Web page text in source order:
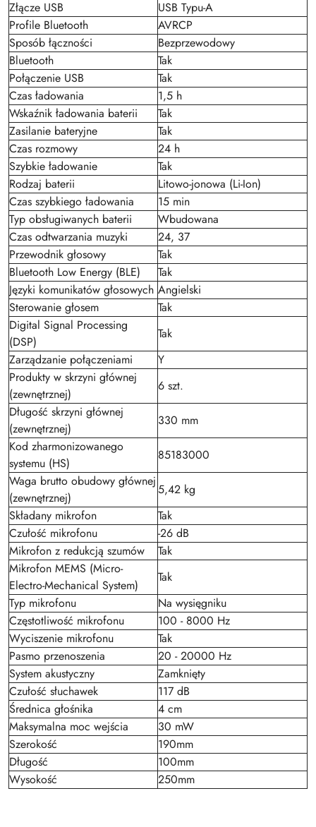
Złącze USB
USB Typu-A
Profile Bluetooth
AVRCP
Sposób łączności
Bezprzewodowy
Bluetooth
Tak
Połączenie USB
Tak
Czas ładowania
1,5 h
Wskaźnik ładowania baterii
Tak
Zasilanie bateryjne
Tak
Czas rozmowy
24 h
Szybkie ładowanie
Tak
Rodzaj baterii
Litowo-jonowa (Li-Ion)
Czas szybkiego ładowania
15 min
Typ obsługiwanych baterii
Wbudowana
Czas odtwarzania muzyki
24, 37
Przewodnik głosowy
Tak
Bluetooth Low Energy (BLE)
Tak
Języki komunikatów głosowych Angielski
Sterowanie głosem
Tak
Digital Signal Processing
(DSP)
Tak
Zarządzanie połączeniami
Y
Produkty w skrzyni głównej
(zewnętrznej)
6 szt.
Długość skrzyni głównej
(zewnętrznej)
330 mm
Kod zharmonizowanego
systemu (HS)
85183000
Waga brutto obudowy głównej
(zewnętrznej)
5,42 kg
Składany mikrofon
Tak
Czułość mikrofonu
-26 dB
Mikrofon z redukcją szumów
Tak
Mikrofon MEMS (Micro-
Electro-Mechanical System)
Tak
Typ mikrofonu
Na wysięgniku
Częstotliwość mikrofonu
100 - 8000 Hz
Wyciszenie mikrofonu
Tak
Pasmo przenoszenia
20 - 20000 Hz
System akustyczny
Zamknięty
Czułość słuchawek
117 dB
Średnica głośnika
4 cm
Maksymalna moc wejścia
30 mW
Szerokość
190mm
Długość
100mm
Wysokość
250mm